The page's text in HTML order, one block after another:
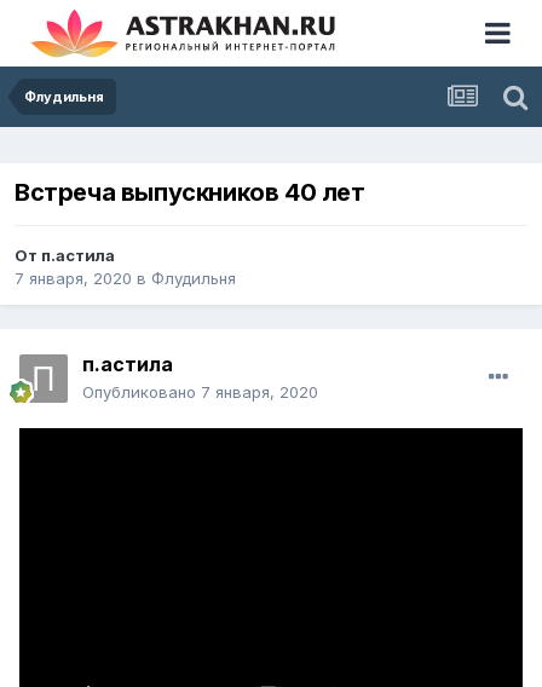
Флудильня
Встреча выпускников 40 лет
От п.астила
7 января, 2020 в Флудильня
п.астила
Опубликовано 7 января, 2020